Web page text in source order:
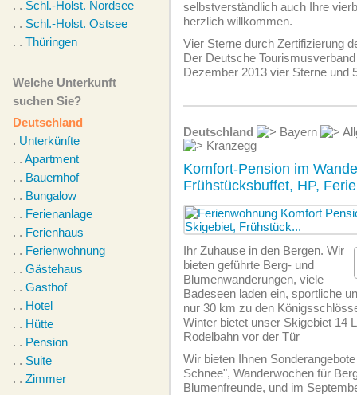
. . Schl.-Holst. Nordsee
. . Schl.-Holst. Ostsee
. . Thüringen
Welche Unterkunft
suchen Sie?
Deutschland
. Unterkünfte
. . Apartment
. . Bauernhof
. . Bungalow
. . Ferienanlage
. . Ferienhaus
. . Ferienwohnung
. . Gästehaus
. . Gasthof
. . Hotel
. . Hütte
. . Pension
. . Suite
. . Zimmer
selbstverständlich auch Ihre
herzlich willkommen.
Vier Sterne durch Zertifizierung
Der Deutsche
Dezember 2013 vier Sterne und
Deutschland Bayern
Kranzegg
Komfort-Pension im
Frühstücksbuffet, HP,
Ihr Zuhause in den Bergen. Wir
bieten geführte Berg- und
Blumenwanderungen, viele
Badeseen laden ein, sportliche
nur 30 km zu den
Winter bietet unser Skigebiet 14
Rodelbahn vor der Tür
Wir bieten Ihnen
Schnee", Wanderwochen für
Blumenfreunde, und im